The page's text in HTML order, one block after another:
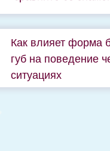
Как влияет форма
губ на поведение
ситуациях